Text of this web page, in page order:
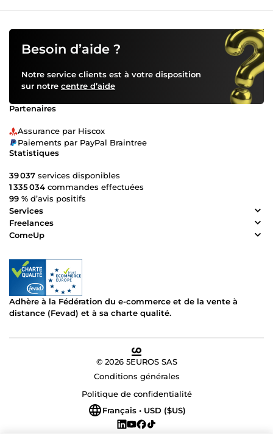
Besoin d’aide ?
Notre service clients est à votre disposition
sur notre centre d’aide
Partenaires
Assurance par Hiscox
Paiements par PayPal Braintree
Statistiques
39 037 services disponibles
1 335 034 commandes effectuées
99 % d’avis positifs
Services
Freelances
ComeUp
Adhère à la Fédération du e-commerce et de la vente à
distance (Fevad) et à sa charte qualité.
© 2026 5EUROS SAS
Conditions générales
Politique de confidentialité
Français • USD ($US)